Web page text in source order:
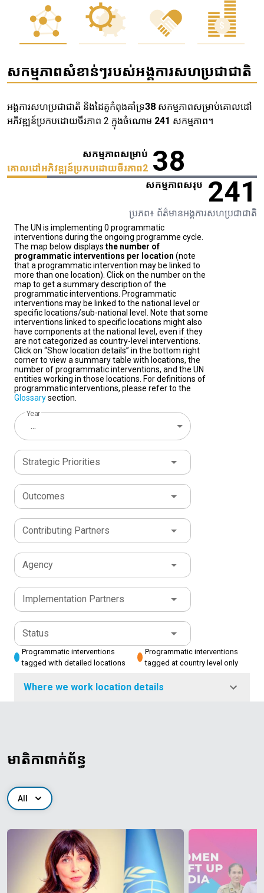
សកម្មភាពសំខាន់ៗរបស់អង្គការសហប្រជាជាតិ
អង្គការសហប្រជាជាតិ និងដៃគូកំពុងគាំទ្រ38 សកម្មភាពសម្រាប់គោលដៅ
អភិវឌ្ឍន៍ប្រកបដោយចីរភាព 2 ក្នុងចំណោម 241 សកម្មភាព។
សកម្មភាពសម្រាប់
គោលដៅអភិវឌ្ឍន៍ប្រកបដោយចីរភាព2 38
សកម្មភាពសរុប 241
ប្រភព៖ ព័ត៌មានអង្គការសហប្រជាជាតិ
The UN is implementing 0 programmatic
interventions during the ongoing programme cycle.
The map below displays the number of
programmatic interventions per location (note
that a programmatic intervention may be linked to
more than one location). Click on the number on the
map to get a summary description of the
programmatic interventions. Programmatic
interventions may be linked to the national level or
specific locations/sub-national level. Note that some
interventions linked to specific locations might also
have components at the national level, even if they
are not categorized as country-level interventions.
Click on “Show location details” in the bottom right
corner to view a summary table with locations, the
number of programmatic interventions, and the UN
entities working in those locations. For definitions of
programmatic interventions, please refer to the
Glossarysection.
Year
...
Strategic Priorities
Outcomes
Contributing Partners
Agency
Implementation Partners
Status
Programmatic interventions
tagged with detailed locations
Programmatic interventions
tagged at country level only
Where we work location details
មាតិកាពាក់ព័ន្ធ
All